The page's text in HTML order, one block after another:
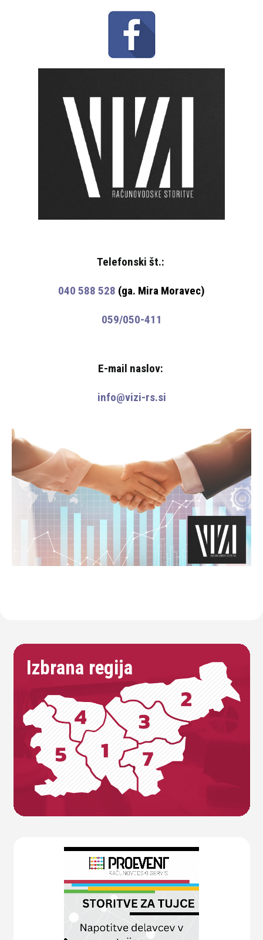
Telefonski št.:
040 588 528 (ga. Mira Moravec)
059/050-411
E-mail naslov:
info@vizi-rs.si
Izbrana regija